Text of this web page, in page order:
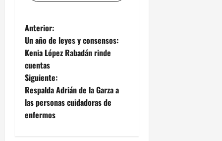
N
a
v
e
g
Anterior:
Un año de leyes y consensos:
Kenia López Rabadán rinde
cuentas
Siguiente:
Respalda Adrián de la Garza a
las personas cuidadoras de
enfermos